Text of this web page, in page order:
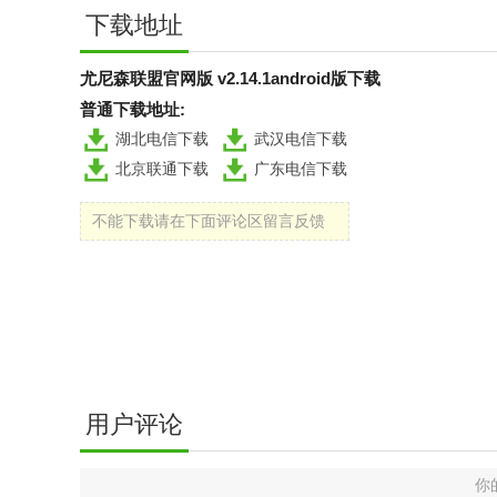
下载地址
尤尼森联盟官网版 v2.14.1android版下载
普通下载地址:
湖北电信下载
武汉电信下载
北京联通下载
广东电信下载
不能下载请在下面评论区留言反馈
用户评论
你